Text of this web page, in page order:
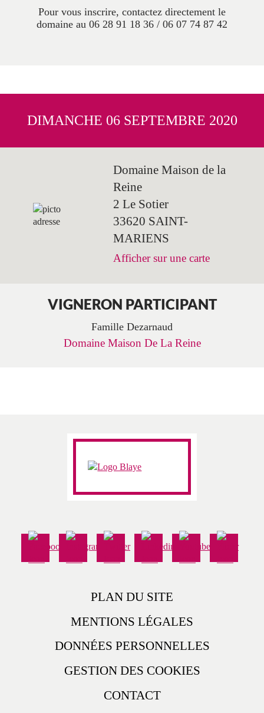
Pour vous inscrire, contactez directement le
domaine au 06 28 91 18 36 / 06 07 74 87 42
DIMANCHE 06 SEPTEMBRE 2020
Domaine Maison de la
Reine
2 Le Sotier
33620 SAINT-
MARIENS
Afficher sur une carte
VIGNERON PARTICIPANT
Famille Dezarnaud
Domaine Maison De La Reine
PLAN DU SITE
MENTIONS LÉGALES
DONNÉES PERSONNELLES
GESTION DES COOKIES
CONTACT